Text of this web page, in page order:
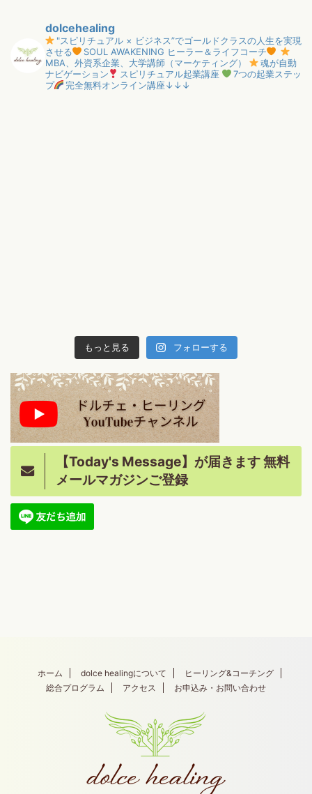
dolcehealing
"スピリチュアル × ビジネス”でゴールドクラスの人生を実現
させる
SOUL AWAKENING ヒーラー＆ライフコーチ
MBA、外資系企業、大学講師（マーケティング）
魂が自動
ナビゲーション
スピリチュアル起業講座
7つの起業ステッ
プ
完全無料オンライン講座↓↓↓
もっと見る フォローする
【Today's Message】が届きます 無料
メールマガジンご登録
ホーム dolce healingについて
ヒーリング&コーチング
総合プログラム
アクセス お申込み・お問い合わせ